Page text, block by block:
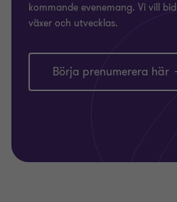
kommande evenemang. Vi vill
växer och utvecklas.
Börja prenumerera här